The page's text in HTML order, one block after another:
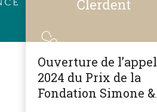
Ouverture de l’appel
2024 du Prix de la
Fondation Simone &